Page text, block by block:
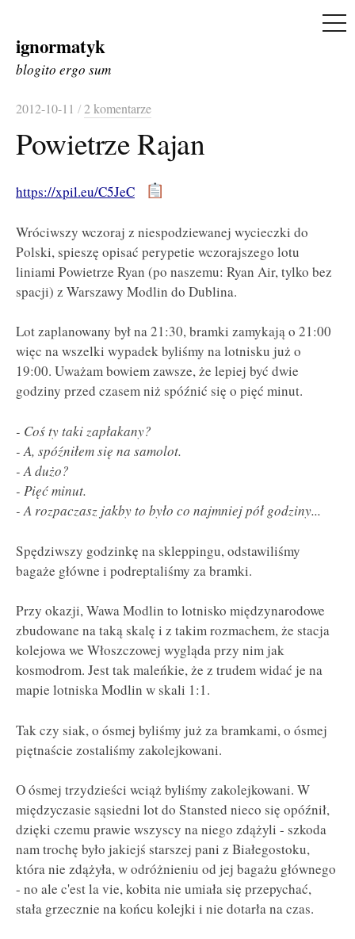
Skip
to
ignormatyk
blogito ergo sum
2012-10-11 /2 komentarze
Powietrze Rajan
https://xpil.eu/C5JeC
Wróciwszy wczoraj z niespodziewanej wycieczki do
Polski, spieszę opisać perypetie wczorajszego lotu
liniami Powietrze Ryan (po naszemu: Ryan Air, tylko bez
spacji) z Warszawy Modlin do Dublina.
Lot zaplanowany był na 21:30, bramki zamykają o 21:00
więc na wszelki wypadek byliśmy na lotnisku już o
19:00. Uważam bowiem zawsze, że lepiej być dwie
godziny przed czasem niż spóźnić się o pięć minut.
- Coś ty taki zapłakany?
- A, spóźniłem się na samolot.
- A dużo?
- Pięć minut.
- A rozpaczasz jakby to było co najmniej pół godziny...
Spędziwszy godzinkę na skleppingu, odstawiliśmy
bagaże główne i podreptaliśmy za bramki.
Przy okazji, Wawa Modlin to lotnisko międzynarodowe
zbudowane na taką skalę i z takim rozmachem, że stacja
kolejowa we Włoszczowej wygląda przy nim jak
kosmodrom. Jest tak maleńkie, że z trudem widać je na
mapie lotniska Modlin w skali 1:1.
Tak czy siak, o ósmej byliśmy już za bramkami, o ósmej
piętnaście zostaliśmy zakolejkowani.
O ósmej trzydzieści wciąż byliśmy zakolejkowani. W
międzyczasie sąsiedni lot do Stansted nieco się opóźnił,
dzięki czemu prawie wszyscy na niego zdążyli - szkoda
nam trochę było jakiejś starszej pani z Białegostoku,
która nie zdążyła, w odróżnieniu od jej bagażu głównego
- no ale c'est la vie, kobita nie umiała się przepychać,
stała grzecznie na końcu kolejki i nie dotarła na czas.